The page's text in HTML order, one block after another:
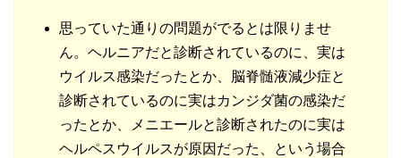
思っていた通りの問題がでるとは限りませ
ん。ヘルニアだと診断されているのに、実は
ウイルス感染だったとか、脳脊髄液減少症と
診断されているのに実はカンジダ菌の感染だ
ったとか、メニエールと診断されたのに実は
ヘルペスウイルスが原因だった、という場合